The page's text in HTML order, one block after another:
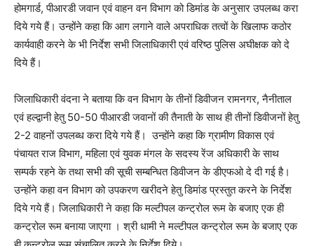
होमगार्ड, पीआरडी जवान एवं वाहन वन विभाग को डिमांड के अनुसार उपलब्ध करा
दिये गये हैं। उन्होंने कहा कि आग लगाने वाले अपराधिक तत्वों के खिलाफ कठोर
कार्यवाही करने के भी निर्देश सभी जिलाधिकारी एवं वरिष्ठ पुलिस अघीक्षक को दे
दिये हैं।
जिलाधिकारी वंदना ने बताया कि वन विभाग के तीनों डिवीजन रामनगर, नैनीताल
एवं हल्द्वानी हेतु 50-50 पीआरडी जवानों की तैनाती के साथ ही तीनों डिवीजनों हेतु
2-2 वाहनों उपलब्ध करा दिये गये हैं। उन्होंने कहा कि ग्रामीण विकास एवं
पंचायत राज विभाग, महिला एवं युवक मंगल के सदस्य रेंज अधिकारी के साथ
सम्पर्क रहने के तथा सभी की सूची सम्बन्धित डिवीजन के डीएफओ दे दी गई है।
उन्होंने कहा वन विभाग को उपकरण खरीदने हेतु डिमांड प्रस्तुत करने के निर्देश
दिये गये हैं। जिलाधिकारी ने कहा कि मल्टीपल कन्ट्रोल रूम के बजाए एक ही
कन्ट्रोल रूम बनाया जाएगा । श्री धामी ने मल्टीपल कन्ट्रोल रूम के बजाए एक